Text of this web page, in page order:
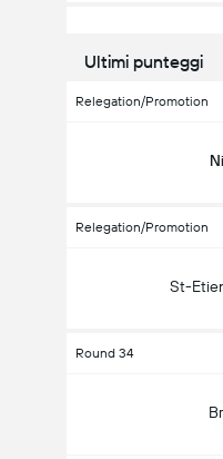
Ultimi punteggi
Relegation/Promotion
Relegation/Promotion
St-
Round 34